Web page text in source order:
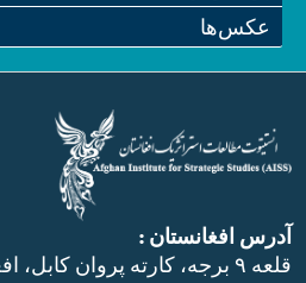
عکس‌ها
آدرس افغانستان :
قلعه ۹ برجه، کارته پروان کابل، افغانستان